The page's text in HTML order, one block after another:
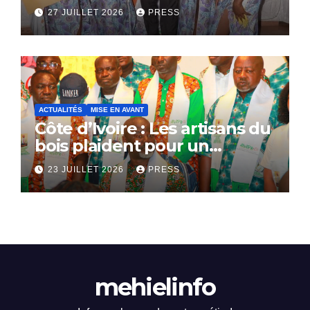
bientôt lance.
27 JUILLET 2026 PRESS
ACTUALITÉS MISE EN AVANT
Côte d’Ivoire : Les artisans du
bois plaident pour un
dialogue national
23 JUILLET 2026 PRESS
mehielinfo